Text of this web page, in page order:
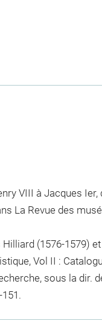
VIII à Jacques Ier,
La Revue des
(1576-1579)
Vol II :
sous la dir.